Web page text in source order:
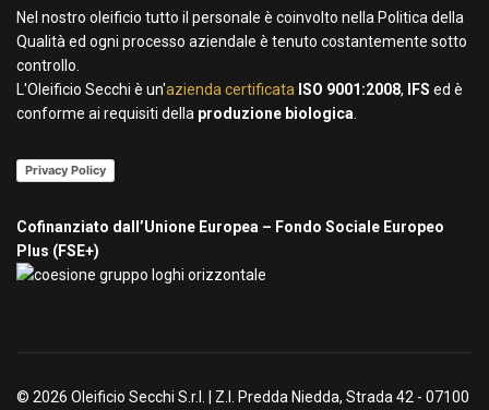
Nel nostro oleificio tutto il personale è coinvolto nella Politica della
Qualità ed ogni processo aziendale è tenuto costantemente sotto
controllo.
L'Oleificio Secchi è un'azienda certificata ISO 9001:2008, IFS ed è
conforme ai requisiti della produzione biologica
Privacy Policy
Cofinanziato dall’Unione Europea – Fondo Sociale Europeo
Plus (FSE+)
© 2026 Oleificio Secchi S.r.l. | Z.I. Predda Niedda, Strada 42 - 07100